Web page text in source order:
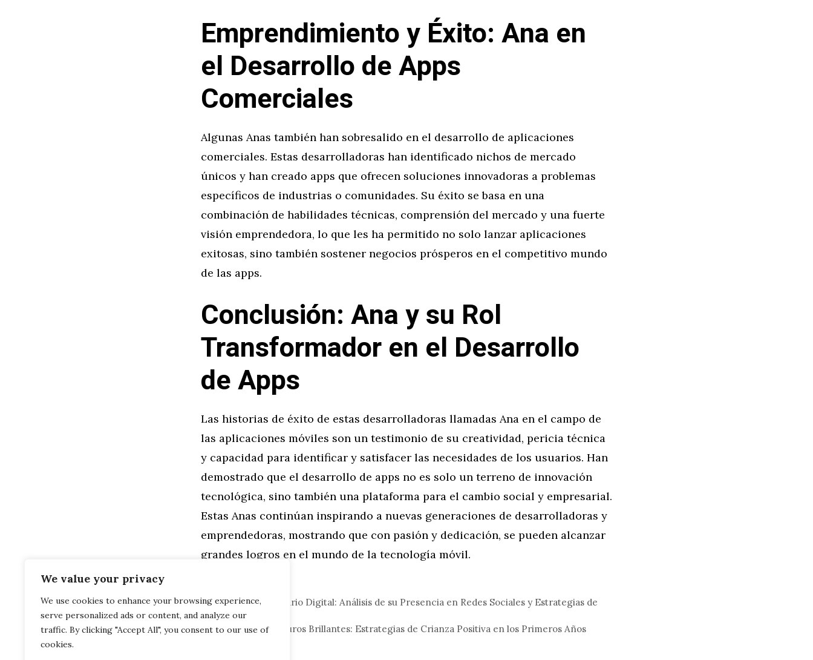
We value your privacy
We use cookies to enhance your browsing experience,
serve personalized ads or content, and analyze our
traffic. By clicking "Accept All", you consent to our use of
cookies.
Emprendimiento y Éxito: Ana en
el Desarrollo de Apps
Comerciales
Algunas Anas también han sobresalido en el desarrollo de aplicaciones
comerciales. Estas desarrolladoras han identificado nichos de mercado
únicos y han creado apps que ofrecen soluciones innovadoras a problemas
específicos de industrias o comunidades. Su éxito se basa en una
combinación de habilidades técnicas, comprensión del mercado y una fuerte
visión emprendedora, lo que les ha permitido no solo lanzar aplicaciones
exitosas, sino también sostener negocios prósperos en el competitivo mundo
de las apps.
Conclusión: Ana y su Rol
Transformador en el Desarrollo
de Apps
Las historias de éxito de estas desarrolladoras llamadas Ana en el campo de
las aplicaciones móviles son un testimonio de su creatividad, pericia técnica
y capacidad para identificar y satisfacer las necesidades de los usuarios. Han
demostrado que el desarrollo de apps no es solo un terreno de innovación
tecnológica, sino también una plataforma para el cambio social y empresarial.
Estas Anas continúan inspirando a nuevas generaciones de desarrolladoras y
emprendedoras, mostrando que con pasión y dedicación, se pueden alcanzar
grandes logros en el mundo de la tecnología móvil.
Ana en el Escenario Digital: Análisis de su Presencia en Redes Sociales y Estrategias de
Contenido
Cimentando Futuros Brillantes: Estrategias de Crianza Positiva en los Primeros Años